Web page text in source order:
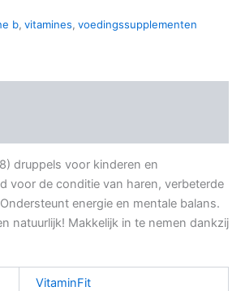
b, vitamines, voedingssupplementen
druppels voor kinderen en
voor de conditie van haren, verbeterde
energie en mentale balans.
natuurlijk! Makkelijk in te nemen dankzij
VitaminFit